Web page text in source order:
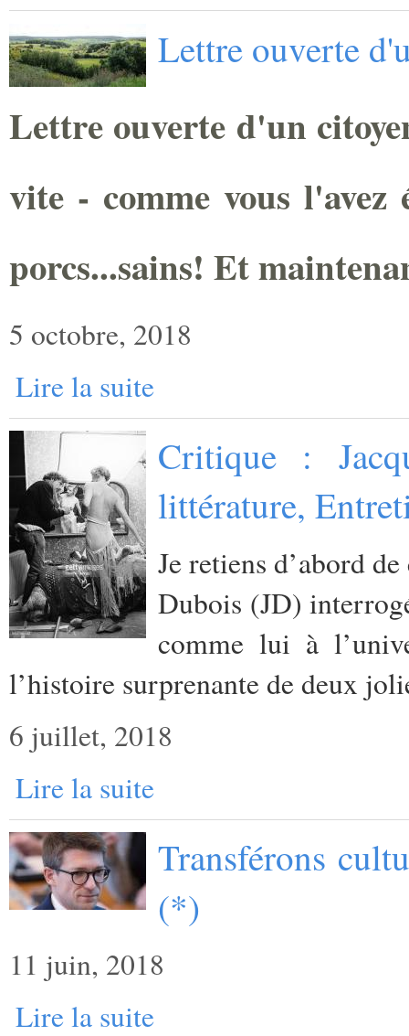
Lettre ouverte
Lettre ouverte d'un
vite - comme vous
porcs...sains! Et
5 octobre, 2018
Lire la suite
Critique :
littérature,
Je retiens d’abord
Dubois (JD)
comme lui à
l’histoire surprenante de deux
6 juillet, 2018
Lire la suite
Transférons
(*)
11 juin, 2018
Lire la suite